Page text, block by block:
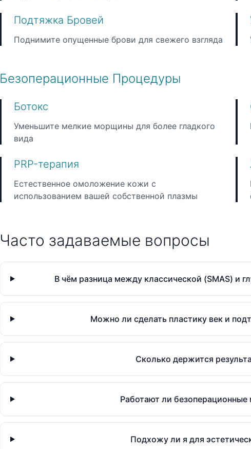
Подтяжка Бровей
Поднимите опущенные брови для свежего взгляда
Безоперационные Процедуры
Ботокс
Уменьшите мелкие морщины для более гладкого
вида
PRP-терапия
Естественное омоложение кожи с
использованием вашей собственной плазмы
Часто задаваемые вопросы
В чём разница между классической (SMAS) и
Можно ли сделать пластику век и
Сколько держится
Работают ли
Подхожу ли я для